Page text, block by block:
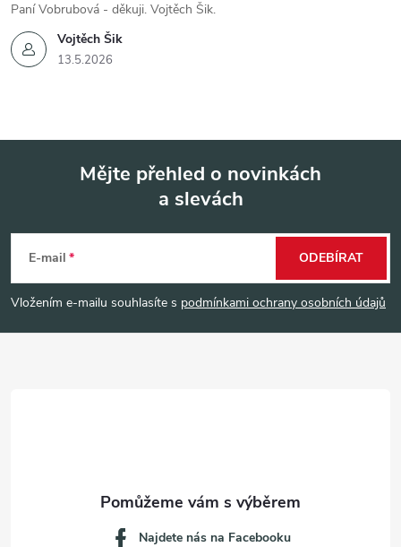
Vojtěch Šik
13.5.2026
Paní Vobrubová - děkuji. Vojtěch Šik.
p
a
Mějte přehled o novinkách
a slevách
E-mail
Vložením e-mailu souhlasíte s podmínkami ochrany osobních údajů
ODEBÍRAT
Najdete nás na Facebooku